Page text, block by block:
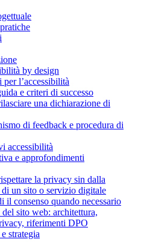
by design
l’accessibilità
e criteri di successo
una dichiarazione di
di feedback e procedura di
accessibilità
e approfondimenti
la privacy sin dalla
di un sito o servizio digitale
il consenso quando necessario
sito web: architettura,
riferimenti DPO
strategia